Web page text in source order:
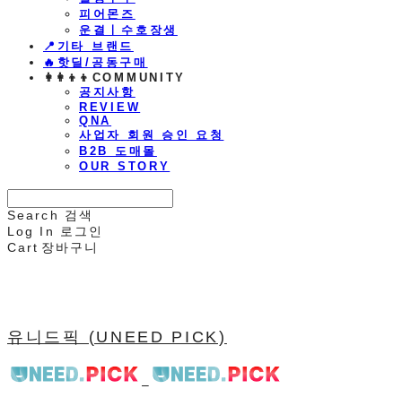
피어몬즈
운결ㅣ수호장생
📍기타 브랜드
🔥핫딜/공동구매
👩‍👩‍👦‍👦COMMUNITY
공지사항
REVIEW
QNA
사업자 회원 승인 요청
B2B 도매몰
OUR STORY
Search
검색
Log In
로그인
Cart 장바구니
유니드픽 (UNEED PICK)